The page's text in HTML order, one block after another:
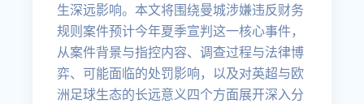
生深远影响。本文将围绕曼城涉嫌违反财务
规则案件预计今年夏季宣判这一核心事件，
从案件背景与指控内容、调查过程与法律博
弈、可能面临的处罚影响，以及对英超与欧
洲足球生态的长远意义四个方面展开深入分